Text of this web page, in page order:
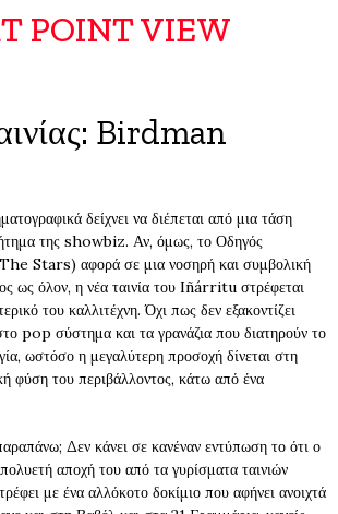
POINT VIEW
Birdman
δείχνει να διέπεται από μια τάση
της showbiz. Αν, όμως, το Οδηγός
Stars) αφορά σε μια νοσηρή και συμβολική
ως όλον, η νέα ταινία του Iñárritu στρέφεται
του καλλιτέχνη. Όχι πως δεν εξακοντίζει
pop σύστημα και τα γρανάζια που διατηρούν το
ωστόσο η μεγαλύτερη προσοχή δίνεται στη
φύση του περιβάλλοντος, κάτω από ένα
Δεν κάνει σε κανέναν εντύπωση το ότι ο
αποχή του από τα γυρίσματα ταινιών
με ένα αλλόκοτο δοκίμιο που αφήνει ανοιχτά